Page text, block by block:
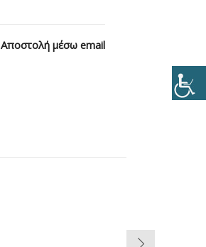
Αποστολή μέσω email